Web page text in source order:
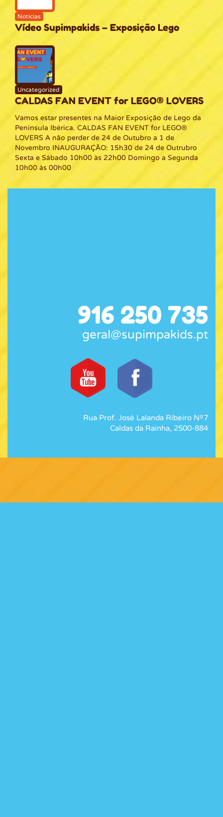
Notícias
Vídeo Supimpakids – Exposição Lego
Uncategorized
CALDAS FAN EVENT for LEGO® LOVERS
Vamos estar presentes na Maior Exposição de Lego da
Península Ibérica. CALDAS FAN EVENT for LEGO®
LOVERS A não perder de 24 de Outubro a 1 de
Novembro INAUGURAÇÃO: 15h30 de 24 de Outrubro
Sexta e Sábado 10h00 às 22h00 Domingo a Segunda
10h00 às 00h00
916 250 735
geral@supimpakids.pt
Rua Prof. José Lalanda Ribeiro Nº7
Caldas da Rainha, 2500-884